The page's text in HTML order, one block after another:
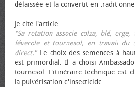
délaissée et la convertit en
Je cite l'article :
"Sa rotation associe colza, blé, orge,
féverole et tournesol, en travail du
direct."Le choix des semences à
est primordial. Il a choisi
tournesol. L'itinéraire technique est
la pulvérisation d'insecticide.